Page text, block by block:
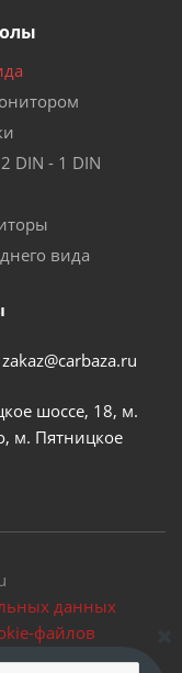
DIN - 1 DIN
вида
zakaz@carbaza.ru
шоссе, 18, м.
м. Пятницкое
данных
файлов
данных